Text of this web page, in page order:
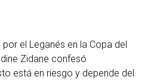
el Leganés en la Copa del
Zidane confesó
está en riesgo y depende del